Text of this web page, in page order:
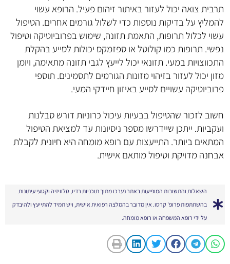
תרבית צואה יכול לעזור באיתור זיהום פעיל. הרופא עשוי
להמליץ על בדיקות נוספות כדי לשלול גורמים אחרים. הטיפול
עשוי לכלול תרופות, התאמת תזונה, שימוש בפרוביוטיקה וטיפול
נפשי. תרופות כמו קולוטל או ספזמקס יכולות לסייע בהקלת
התכווצויות במעי. תזונאי יכול לייעץ לגבי תזונה מתאימה, ויומן
מזון יכול לעזור בזיהוי מזונות הגורמים לתסמינים. תוספי
פרוביוטיקה עשויים לסייע באיזון חיידקי המעי.
חשוב לזכור שהטיפול בבעיות עיכול כרוניות דורש סבלנות
ועקביות. ייתכן שיידרשו מספר ניסיונות עד למציאת הטיפול
המתאים ביותר. התייעצות עם רופא מומחה היא חיונית לקבלת
אבחנה מדויקת וטיפול מותאם אישית.
השאלות והתשובות המופיעות באתר נערכו מתוך תוכניות רדיו, טלוויזיה וקטעי עיתונות
בהשתתפות פרופ' קרסו. אין מדובר בהמלצה רפואית אישית, ויש תמיד להתייעץ ולהיבדק
על ידי רופא המשפחה או רופא מומחה.